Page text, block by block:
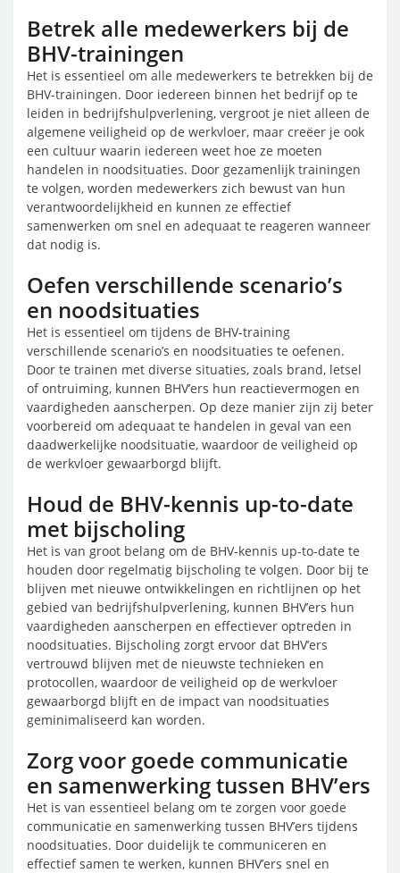
Betrek alle medewerkers bij de
BHV-trainingen
Het is essentieel om alle medewerkers te betrekken bij de
BHV-trainingen. Door iedereen binnen het bedrijf op te
leiden in bedrijfshulpverlening, vergroot je niet alleen de
algemene veiligheid op de werkvloer, maar creëer je ook
een cultuur waarin iedereen weet hoe ze moeten
handelen in noodsituaties. Door gezamenlijk trainingen
te volgen, worden medewerkers zich bewust van hun
verantwoordelijkheid en kunnen ze effectief
samenwerken om snel en adequaat te reageren wanneer
dat nodig is.
Oefen verschillende scenario’s
en noodsituaties
Het is essentieel om tijdens de BHV-training
verschillende scenario’s en noodsituaties te oefenen.
Door te trainen met diverse situaties, zoals brand, letsel
of ontruiming, kunnen BHV’ers hun reactievermogen en
vaardigheden aanscherpen. Op deze manier zijn zij beter
voorbereid om adequaat te handelen in geval van een
daadwerkelijke noodsituatie, waardoor de veiligheid op
de werkvloer gewaarborgd blijft.
Houd de BHV-kennis up-to-date
met bijscholing
Het is van groot belang om de BHV-kennis up-to-date te
houden door regelmatig bijscholing te volgen. Door bij te
blijven met nieuwe ontwikkelingen en richtlijnen op het
gebied van bedrijfshulpverlening, kunnen BHV’ers hun
vaardigheden aanscherpen en effectiever optreden in
noodsituaties. Bijscholing zorgt ervoor dat BHV’ers
vertrouwd blijven met de nieuwste technieken en
protocollen, waardoor de veiligheid op de werkvloer
gewaarborgd blijft en de impact van noodsituaties
geminimaliseerd kan worden.
Zorg voor goede communicatie
en samenwerking tussen BHV’ers
Het is van essentieel belang om te zorgen voor goede
communicatie en samenwerking tussen BHV’ers tijdens
noodsituaties. Door duidelijk te communiceren en
effectief samen te werken, kunnen BHV’ers snel en